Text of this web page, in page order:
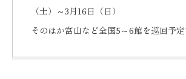
（土）～3月16日（日）
そのほか富山など全国5～6館を巡回予定